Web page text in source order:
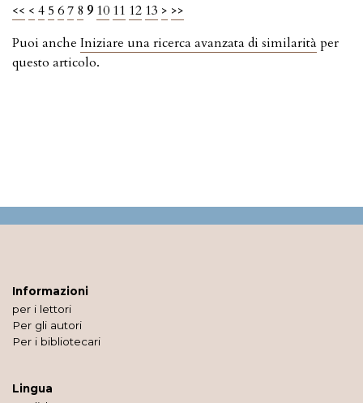
<< < 4 5 67 8 9 10 11 12 13 > >>
Puoi anche Iniziare una ricerca avanzata di similarità per
questo articolo.
Informazioni
per i lettori
Per gli autori
Per i bibliotecari
Lingua